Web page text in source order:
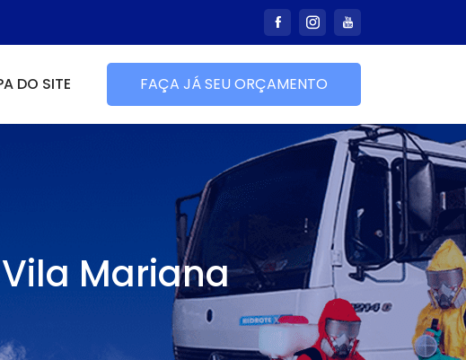
DO SITE FAÇA JÁ SEU ORÇAMENTO
Mariana